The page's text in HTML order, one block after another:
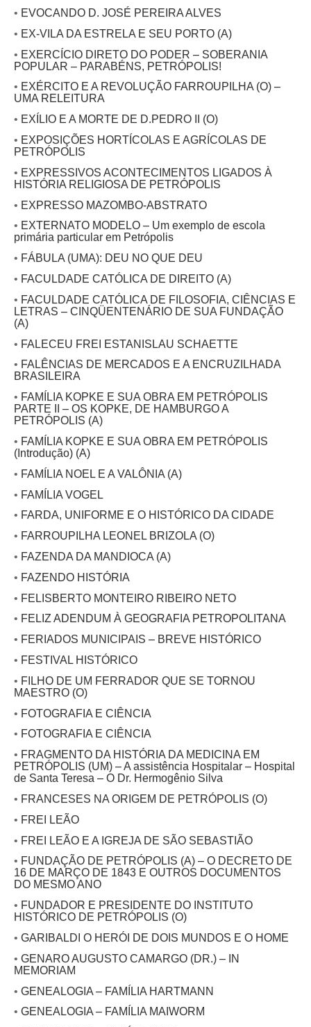
• EVOCANDO D. JOSÉ PEREIRA ALVES
• EX-VILA DA ESTRELA E SEU PORTO (A)
• EXERCÍCIO DIRETO DO PODER – SOBERANIA
POPULAR – PARABÉNS, PETRÓPOLIS!
• EXÉRCITO E A REVOLUÇÃO FARROUPILHA (O) –
UMA RELEITURA
• EXÍLIO E A MORTE DE D.PEDRO II (O)
• EXPOSIÇÕES HORTÍCOLAS E AGRÍCOLAS DE
PETRÓPOLIS
• EXPRESSIVOS ACONTECIMENTOS LIGADOS À
HISTÓRIA RELIGIOSA DE PETRÓPOLIS
• EXPRESSO MAZOMBO-ABSTRATO
• EXTERNATO MODELO – Um exemplo de escola
primária particular em Petrópolis
• FÁBULA (UMA): DEU NO QUE DEU
• FACULDADE CATÓLICA DE DIREITO (A)
• FACULDADE CATÓLICA DE FILOSOFIA, CIÊNCIAS E
LETRAS – CINQÜENTENÁRIO DE SUA FUNDAÇÃO
(A)
• FALECEU FREI ESTANISLAU SCHAETTE
• FALÊNCIAS DE MERCADOS E A ENCRUZILHADA
BRASILEIRA
• FAMÍLIA KOPKE E SUA OBRA EM PETRÓPOLIS
PARTE II – OS KOPKE, DE HAMBURGO A
PETRÓPOLIS (A)
• FAMÍLIA KOPKE E SUA OBRA EM PETRÓPOLIS
(Introdução) (A)
• FAMÍLIA NOEL E A VALÔNIA (A)
• FAMÍLIA VOGEL
• FARDA, UNIFORME E O HISTÓRICO DA CIDADE
• FARROUPILHA LEONEL BRIZOLA (O)
• FAZENDA DA MANDIOCA (A)
• FAZENDO HISTÓRIA
• FELISBERTO MONTEIRO RIBEIRO NETO
• FELIZ ADENDUM À GEOGRAFIA PETROPOLITANA
• FERIADOS MUNICIPAIS – BREVE HISTÓRICO
• FESTIVAL HISTÓRICO
• FILHO DE UM FERRADOR QUE SE TORNOU
MAESTRO (O)
• FOTOGRAFIA E CIÊNCIA
• FOTOGRAFIA E CIÊNCIA
• FRAGMENTO DA HISTÓRIA DA MEDICINA EM
PETRÓPOLIS (UM) – A assistência Hospitalar – Hospital
de Santa Teresa – O Dr. Hermogênio Silva
• FRANCESES NA ORIGEM DE PETRÓPOLIS (O)
• FREI LEÃO
• FREI LEÃO E A IGREJA DE SÃO SEBASTIÃO
• FUNDAÇÃO DE PETRÓPOLIS (A) – O DECRETO DE
16 DE MARÇO DE 1843 E OUTROS DOCUMENTOS
DO MESMO ANO
• FUNDADOR E PRESIDENTE DO INSTITUTO
HISTÓRICO DE PETRÓPOLIS (O)
• GARIBALDI O HERÓI DE DOIS MUNDOS E O HOME
• GENARO AUGUSTO CAMARGO (DR.) – IN
MEMORIAM
• GENEALOGIA – FAMÍLIA HARTMANN
• GENEALOGIA – FAMÍLIA MAIWORM